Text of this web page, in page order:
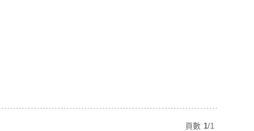
頁數 1/1